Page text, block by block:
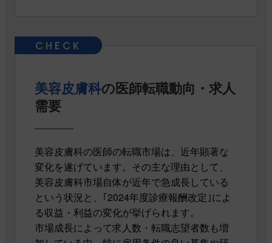
美容皮膚科の医師転職動向・求人
需要
美容皮膚科の医師の転職市場は、近年顕著な
変化を遂げています。その主な理由として、
美容皮膚科市場自体が近年で急成長している
という状況と、｢2024年度診療報酬改定｣によ
る収益・利益の変化が挙げられます。
市場成長によって求人数・転職志望者数も増